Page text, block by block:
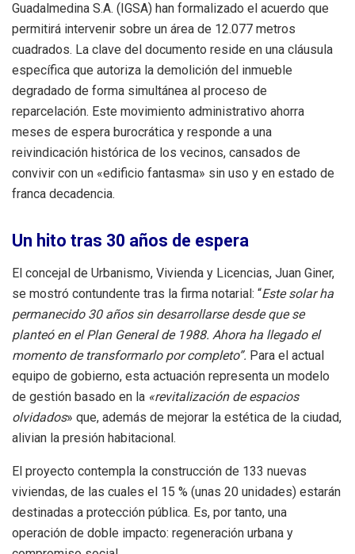
Guadalmedina S.A. (IGSA) han formalizado el acuerdo que
permitirá intervenir sobre un área de 12.077 metros
cuadrados. La clave del documento reside en una cláusula
específica que autoriza la demolición del inmueble
degradado de forma simultánea al proceso de
reparcelación. Este movimiento administrativo ahorra
meses de espera burocrática y responde a una
reivindicación histórica de los vecinos, cansados de
convivir con un «edificio fantasma» sin uso y en estado de
franca decadencia.
Un hito tras 30 años de espera
El concejal de Urbanismo, Vivienda y Licencias, Juan Giner,
se mostró contundente tras la firma notarial: “Este solar ha
permanecido 30 años sin desarrollarse desde que se
planteó en el Plan General de 1988. Ahora ha llegado el
momento de transformarlo por completo”. Para el actual
equipo de gobierno, esta actuación representa un modelo
de gestión basado en la «revitalización de espacios
olvidados» que, además de mejorar la estética de la ciudad,
alivian la presión habitacional.
El proyecto contempla la construcción de 133 nuevas
viviendas, de las cuales el 15 % (unas 20 unidades) estarán
destinadas a protección pública. Es, por tanto, una
operación de doble impacto: regeneración urbana y